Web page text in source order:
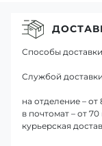
Способы
Службой
на отделение – от
в почтомат – от 70
курьерская